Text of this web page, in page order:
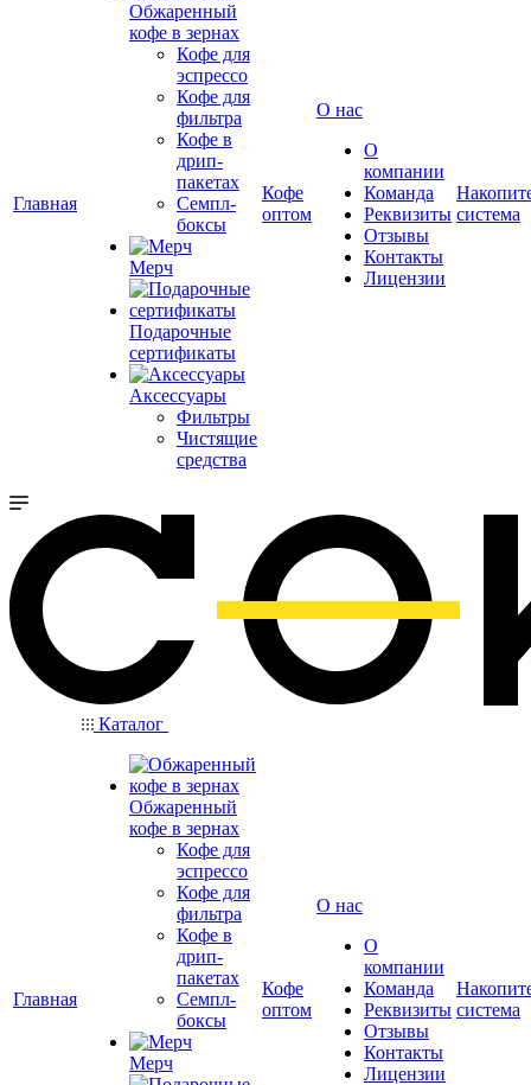
Главная
Обжаренный
кофе в зернах
Кофе для
эспрессо
Кофе для
фильтра
Кофе в
дрип-
пакетах
Семпл-
боксы
Мерч
Подарочные
сертификаты
Аксессуары
Фильтры
Чистящие
средства
Кофе
оптом
О нас
О
компании
Команда
Реквизиты
Отзывы
Контакты
Лицензии
система
Главная
Каталог
Обжаренный
кофе в зернах
Кофе для
эспрессо
Кофе для
фильтра
Кофе в
дрип-
пакетах
Семпл-
боксы
Мерч
Кофе
оптом
О нас
О
компании
Команда
Реквизиты
Отзывы
Контакты
Лицензии
система